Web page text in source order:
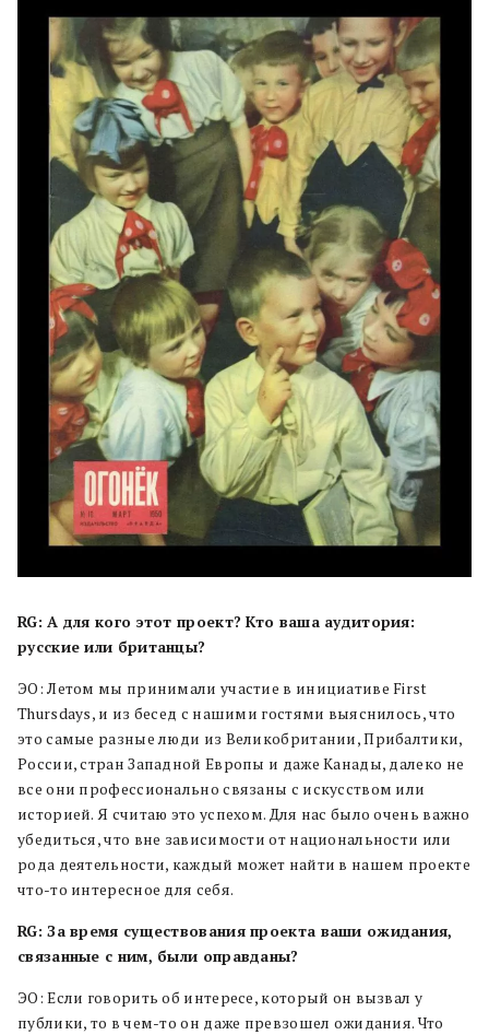
RG: А для кого этот проект? Кто ваша аудитория:
русские или британцы?
ЭО: Летом мы принимали участие в инициативе First
Thursdays, и из бесед с нашими гостями выяснилось, что
это самые разные люди из Великобритании, Прибалтики,
России, стран Западной Европы и даже Канады, далеко не
все они профессионально связаны с искусством или
историей. Я считаю это успехом. Для нас было очень важно
убедиться, что вне зависимости от национальности или
рода деятельности, каждый может найти в нашем проекте
что-то интересное для себя.
RG: За время существования проекта ваши ожидания,
связанные с ним, были оправданы?
ЭО: Если говорить об интересе, который он вызвал у
публики, то в чем-то он даже превзошел ожидания. Что